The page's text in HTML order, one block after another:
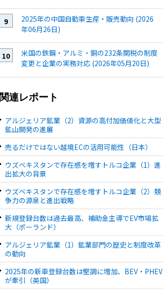
2025年の中国自動車生産・販売動向 (2026
年06月26日)
米国の鉄鋼・アルミ・銅の232条関税の制度
変更と企業の実務対応 (2026年05月20日)
関連レポート
アルジェリア鉱業（2）資源の高付加価値化と大型
鉱山開発の進展
売るだけではない越境ECの活用可能性（日本）
ウズベキスタンで存在感を増すトルコ企業（1）進
出拡大の背景
ウズベキスタンで存在感を増すトルコ企業（2）競
争力の源泉と進出戦略
新規登録台数は過去最高、補助金主導でEV市場拡
大（ポーランド）
アルジェリア鉱業（1）鉱業部門の歴史と制度改革
の動向
2025年の新車登録台数は堅調に増加、BEV・PHEV
が牽引（英国）